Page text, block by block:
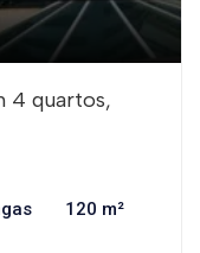
4 quartos,
120 m²